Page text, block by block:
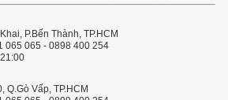
P.Bến Thành, TP.HCM
065 065 - 0898 400 254
Q.Gò Vấp, TP.HCM